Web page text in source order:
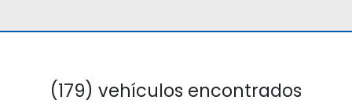
(179) vehículos encontrados